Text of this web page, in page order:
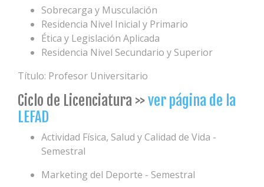
Sobrecarga y Musculación
Residencia Nivel Inicial y Primario
Ética y Legislación Aplicada
Residencia Nivel Secundario y Superior
Título: Profesor Universitario
Ciclo de Licenciatura >>ver página de la
LEFAD
Actividad Física, Salud y Calidad de Vida -
Semestral
Marketing del Deporte - Semestral